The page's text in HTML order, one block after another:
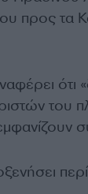
προς τα
ότι
του